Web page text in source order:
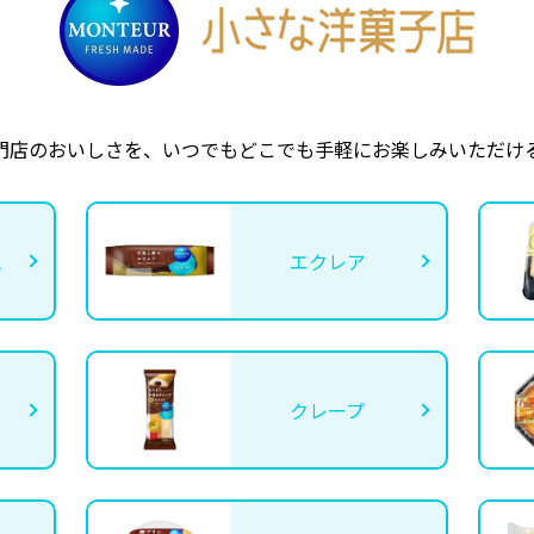
店のおいしさを、いつでもどこでも手軽にお楽しみいただけ
エクレア
クレープ